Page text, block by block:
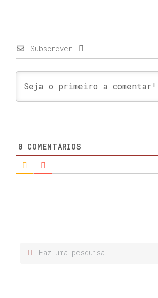
Subscrever
0 COMENTÁRIOS